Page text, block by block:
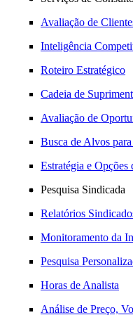
Avaliação de
Inteligência
Roteiro Estratégico
Cadeia de
Avaliação de
Busca de Alvos
Estratégia e
Pesquisa Sindicada
Relatórios
Monitoramento da
Pesquisa
Horas de Analista
Análise de Preço,